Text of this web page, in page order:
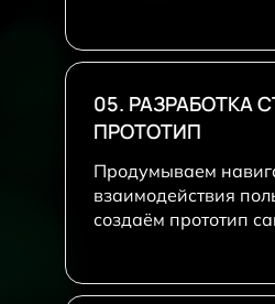
05. РАЗРАБОТКА
ПРОТОТИП
Продумываем
взаимодействия
создаём прототип